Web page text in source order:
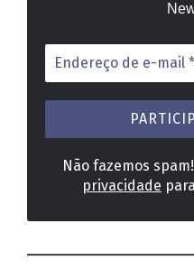
Endereço
de
e-
mail
Não fazemos
privacidade